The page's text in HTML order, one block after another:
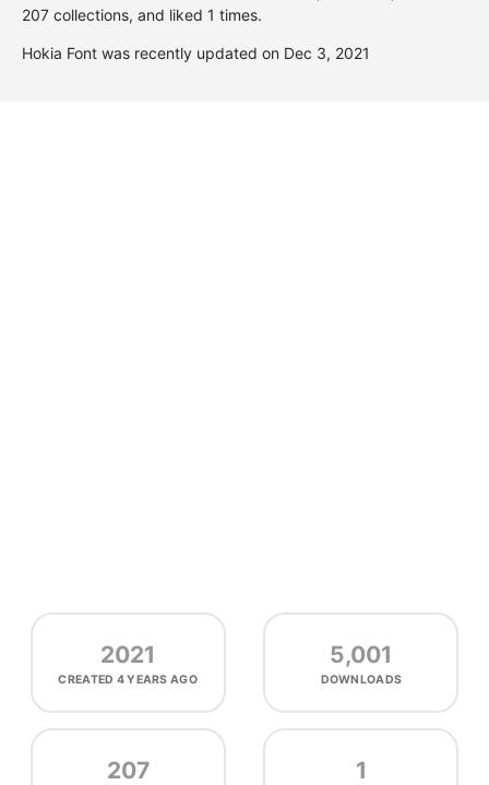
207 collections, and liked 1 times.
Hokia Font was recently updated on Dec 3, 2021
2021
CREATED 4 YEARS AGO
5,001
DOWNLOADS
207 1